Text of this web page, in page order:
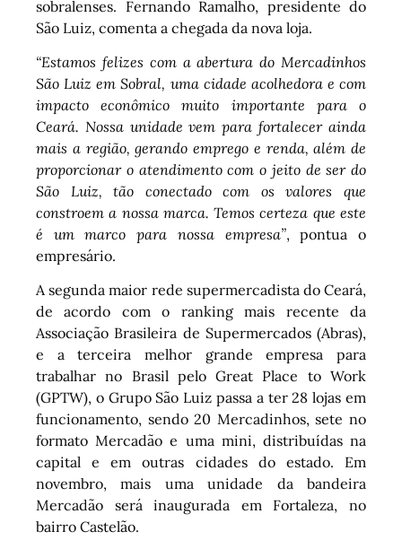
sobralenses. Fernando Ramalho, presidente do
São Luiz, comenta a chegada da nova loja.
“Estamos felizes com a abertura do Mercadinhos
São Luiz em Sobral, uma cidade acolhedora e com
impacto econômico muito importante para o
Ceará. Nossa unidade vem para fortalecer ainda
mais a região, gerando emprego e renda, além de
proporcionar o atendimento com o jeito de ser do
São Luiz, tão conectado com os valores que
constroem a nossa marca. Temos certeza que este
é um marco para nossa empresa”, pontua o
empresário.
A segunda maior rede supermercadista do Ceará,
de acordo com o ranking mais recente da
Associação Brasileira de Supermercados (Abras),
e a terceira melhor grande empresa para
trabalhar no Brasil pelo Great Place to Work
(GPTW), o Grupo São Luiz passa a ter 28 lojas em
funcionamento, sendo 20 Mercadinhos, sete no
formato Mercadão e uma mini, distribuídas na
capital e em outras cidades do estado. Em
novembro, mais uma unidade da bandeira
Mercadão será inaugurada em Fortaleza, no
bairro Castelão.